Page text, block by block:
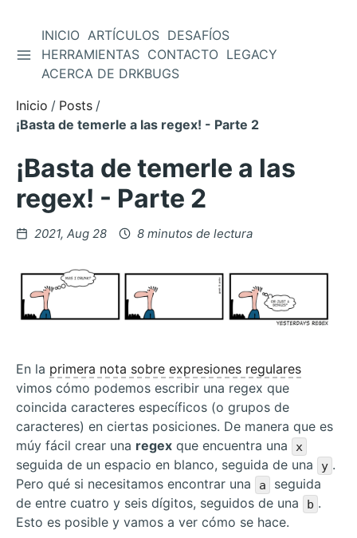
Saltar
contenido
ALTERNAR BARRA LATERAL
INICIO ARTÍCULOS DESAFÍOS
HERRAMIENTAS CONTACTO LEGACY
ACERCA DE DRKBUGS
Inicio
Posts
¡Basta de temerle a las regex! - Parte 2
¡Basta de temerle a las
regex! - Parte 2
Posteado
2021, Aug 28 8 minutos de lectura
En la primera nota sobre expresiones regulares
vimos cómo podemos escribir una regex que
coincida caracteres específicos (o grupos de
caracteres) en ciertas posiciones. De manera que es
múy fácil crear una regex que encuentra una x
seguida de un espacio en blanco, seguida de una y .
Pero qué si necesitamos encontrar una
a
seguida
de entre cuatro y seis dígitos, seguidos de una
b .
Esto es posible y vamos a ver cómo se hace.